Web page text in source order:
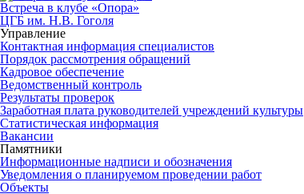
Встреча в клубе «Опора»
ЦГБ им. Н.В. Гоголя
Управление
Контактная информация специалистов
Порядок рассмотрения обращений
Кадровое обеспечение
Ведомственный контроль
Результаты проверок
Заработная плата руководителей учреждений культуры
Статистическая информация
Вакансии
Памятники
Информационные надписи и обозначения
Уведомления о планируемом проведении работ
Объекты